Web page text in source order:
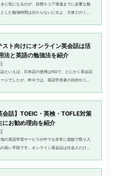
に気になるのが、目標スコア達成までに必要な勉
した勉強時間は分からないにせよ、大体どのくら
スト向けにオンライン英会話は活
法と英語の勉強法を紹介
といえば、日本語の使用はNGで、とにかく英会話
ジでしたが、昨今では、英語学習者の目的やニー
会話】TOEIC・英検・TOFLE対策
にお勧め理由を紹介
の英語学習サービスの中でも非常に低額で取り入
高い手段です。オンライン英会話は社会人だけで